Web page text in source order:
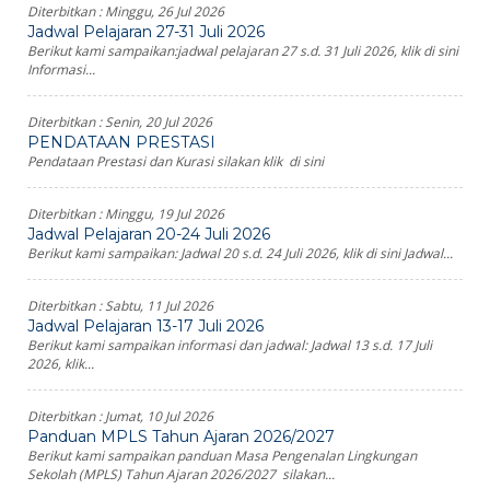
Diterbitkan :Minggu, 26 Jul 2026
Jadwal Pelajaran 27-31 Juli 2026
Berikut kami sampaikan:jadwal pelajaran 27 s.d. 31 Juli 2026, klik di sini
Informasi...
Diterbitkan :Senin, 20 Jul 2026
PENDATAAN PRESTASI
Pendataan Prestasi dan Kurasi silakan klik di sini
Diterbitkan :Minggu, 19 Jul 2026
Jadwal Pelajaran 20-24 Juli 2026
Berikut kami sampaikan: Jadwal 20 s.d. 24 Juli 2026, klik di sini Jadwal...
Diterbitkan :Sabtu, 11 Jul 2026
Jadwal Pelajaran 13-17 Juli 2026
Berikut kami sampaikan informasi dan jadwal: Jadwal 13 s.d. 17 Juli
2026, klik...
Diterbitkan :Jumat, 10 Jul 2026
Panduan MPLS Tahun Ajaran 2026/2027
Berikut kami sampaikan panduan Masa Pengenalan Lingkungan
Sekolah (MPLS) Tahun Ajaran 2026/2027 silakan...